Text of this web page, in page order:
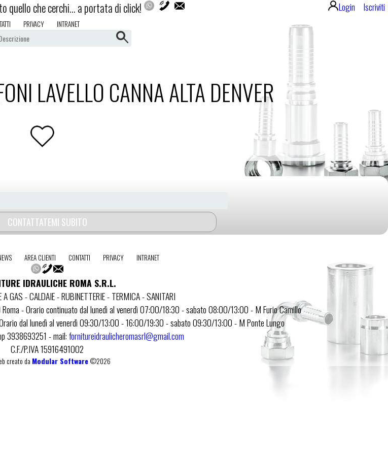
quello che cerchi... a portata di click! Login Iscriviti
PRIVACY INTRANET
LAVELLO CANNA ALTA DENVER
AREA CLIENTI CONTATTI PRIVACY INTRANET
IDRAULICHE ROMA S.R.L.
A GAS - CALDAIE - RUBINETTERIE - TERMICA - SANITARI
- Orario continuato dal lunedì al venerdì 07:00/18:30 - sabato 08:00/13:00 - M Furio Camillo
dal lunedì al venerdì 09:30/13:00 - 16:00/19:30 - sabato 09:30/13:00 - M Ponte Lungo
3938693251 - mail:fornitureidraulicheromasrl@gmail.com
C.F./P.IVA 15916491002
creato da Modular Software©2026